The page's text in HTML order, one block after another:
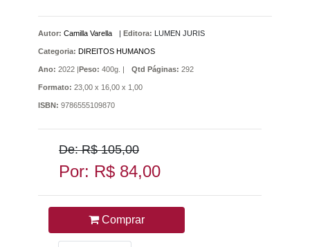
Autor: Camilla Varella Editora: LUMEN JURIS
Categoria: DIREITOS HUMANOS
Ano: 2022 | Peso: 400g. | Qtd Páginas: 292
Formato: 23,00 x 16,00 x 1,00
ISBN: 9786555109870
De: R$ 105,00
Por: R$ 84,00
Comprar